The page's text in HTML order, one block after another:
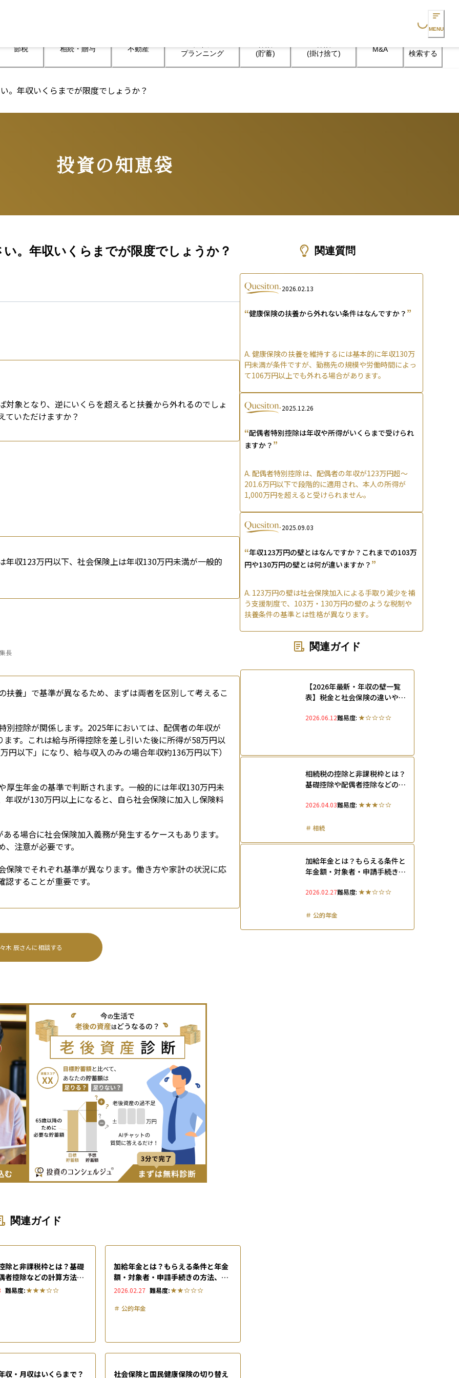
Loading... MENU
節税 相続・贈与 不動産
プランニング
(貯蓄)
(掛け捨て)
M&A 検索する
。年収いくらまでが限度でしょうか？
投資の知恵袋
。年収いくらまでが限度でしょうか？
象となり、逆にいくらを超えると扶養から外れるのでしょ
ていただけますか？
収123万円以下、社会保険上は年収130万円未満が一般的
長
養」で基準が異なるため、まずは両者を区別して考えるこ
控除が関係します。2025年においては、配偶者の年収が
す。これは給与所得控除を差し引いた後に所得が58万円以
以下」になり、給与収入のみの場合年収約136万円以下）
生年金の基準で判断されます。一般的には年収130万円未
収が130万円以上になると、自ら社会保険に加入し保険料
る場合に社会保険加入義務が発生するケースもあります。
注意が必要です。
険でそれぞれ基準が異なります。働き方や家計の状況に応
することが重要です。
木 辰さんに相談する
関連ガイド
除と非課税枠とは？基礎
者控除などの計算方法も
難易度:
加給年金とは？もらえる条件と年金
額・対象者・申請手続きの方法、も
らえない条件も解説
2026.02.27 難易度:
＃公的年金
収・月収はいくらまで？
社会保険と国民健康保険の切り替え
関連質問
2026.02.13
“健康保険の扶養から外れない条件はなんですか？ ”
A. 健康保険の扶養を維持するには基本的に年収130万
円未満が条件ですが、勤務先の規模や労働時間によっ
て106万円以上でも外れる場合があります。
2025.12.26
“配偶者特別控除は年収や所得がいくらまで受けられ
ますか？ ”
A. 配偶者特別控除は、配偶者の年収が123万円超～
201.6万円以下で段階的に適用され、本人の所得が
1,000万円を超えると受けられません。
2025.09.03
“年収123万円の壁とはなんですか？これまでの103万
円や130万円の壁とは何が違いますか？ ”
A. 123万円の壁は社会保険加入による手取り減少を補
う支援制度で、103万・130万円の壁のような税制や
扶養条件の基準とは性格が異なります。
関連ガイド
【2026年最新・年収の壁一覧
表】税金と社会保険の違いや扶
2026.06.12難易度:
相続税の控除と非課税枠とは？
基礎控除や配偶者控除などの計
2026.04.03難易度:
＃相続
加給年金とは？もらえる条件と
年金額・対象者・申請手続きの
2026.02.27難易度:
＃公的年金